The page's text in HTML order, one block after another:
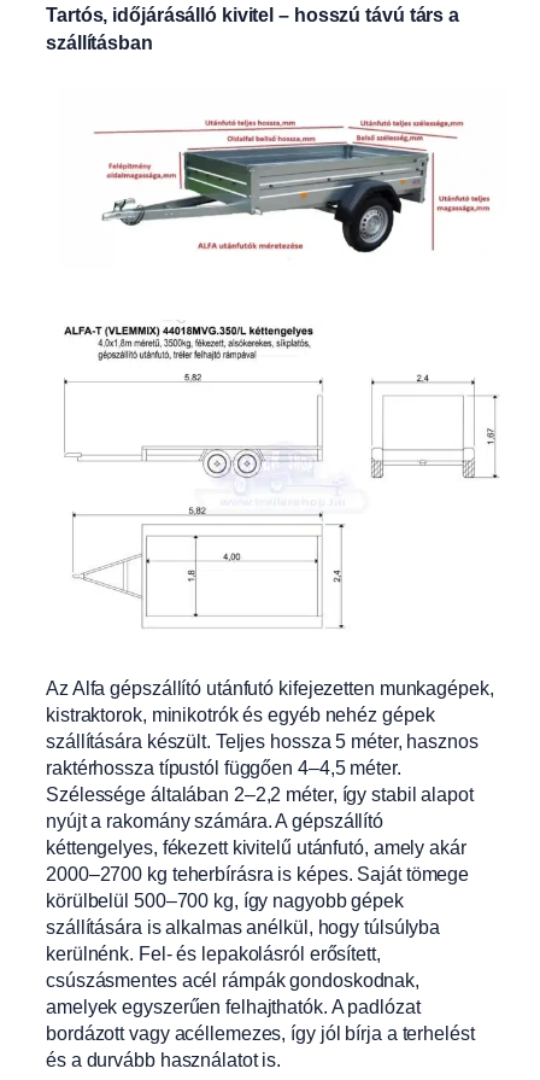
Tartós, időjárásálló kivitel – hosszú távú társ a
szállításban
Az Alfa gépszállító utánfutó kifejezetten munkagépek,
kistraktorok, minikotrók és egyéb nehéz gépek
szállítására készült. Teljes hossza 5 méter, hasznos
raktérhossza típustól függően 4–4,5 méter.
Szélessége általában 2–2,2 méter, így stabil alapot
nyújt a rakomány számára. A gépszállító
kéttengelyes, fékezett kivitelű utánfutó, amely akár
2000–2700 kg teherbírásra is képes. Saját tömege
körülbelül 500–700 kg, így nagyobb gépek
szállítására is alkalmas anélkül, hogy túlsúlyba
kerülnénk. Fel- és lepakolásról erősített,
csúszásmentes acél rámpák gondoskodnak,
amelyek egyszerűen felhajthatók. A padlózat
bordázott vagy acéllemezes, így jól bírja a terhelést
és a durvább használatot is.